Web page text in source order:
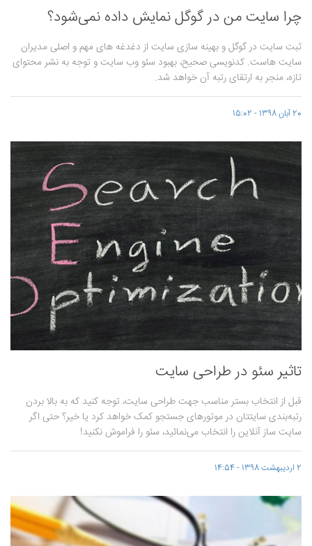
چرا سایت من در گوگل نمایش داده نمی‌شود؟
ثبت سایت در گوگل و بهینه سازی سایت از دغدغه های مهم و اصلی مدیران
سایت هاست. کدنویسی صحیح، بهبود سئو وب سایت و توجه به نشر محتوای
تازه، منجر به ارتقای رتبه آن خواهد شد.
20 آبان 1398 - 15:02
تاثیر سئو در طراحی سایت
قبل از انتخاب بستر مناسب جهت طراحی سایت، توجه کنید که به بالا بردن
رتبه‌بندی سایتتان در موتورهای جستجو کمک خواهد کرد یا خیر؟ حتی اگر
سایت ساز آنلاین را انتخاب می‌نمائید، سئو را فراموش نکنید!
2 اردیبهشت 1398 - 14:54